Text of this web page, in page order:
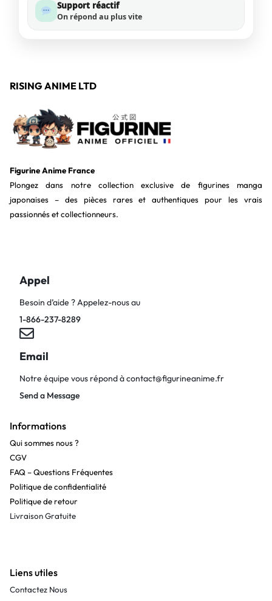
Support réactif
On répond au plus vite
RISING ANIME LTD
Figurine Anime France
Plongez dans notre collection exclusive de figurines manga
japonaises – des pièces rares et authentiques pour les vrais
passionnés et collectionneurs.
Appel
Besoin d’aide ? Appelez-nous au
1-866-237-8289
Email
Notre équipe vous répond àcontact@figurineanime.fr
Send a Message
Informations
Qui sommes nous ?
CGV
FAQ – Questions Fréquentes
Politique de confidentialité
Politique de retour
Livraison Gratuite
Liens utiles
Contactez Nous